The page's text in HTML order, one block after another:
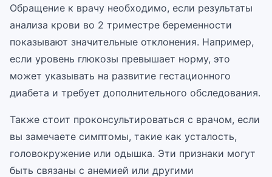
Обращение к врачу необходимо, если результаты
анализа крови во 2 триместре беременности
показывают значительные отклонения. Например,
если уровень глюкозы превышает норму, это
может указывать на развитие гестационного
диабета и требует дополнительного обследования.
Также стоит проконсультироваться с врачом, если
вы замечаете симптомы, такие как усталость,
головокружение или одышка. Эти признаки могут
быть связаны с анемией или другими